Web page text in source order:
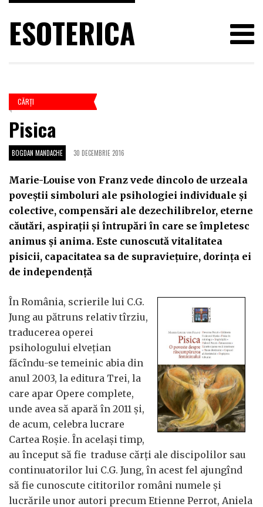
ESOTERICA
CĂRŢI
Pisica
BOGDAN MANDACHE 30 DECEMBRIE 2016
Marie-Louise von Franz vede dincolo de urzeala
poveștii simboluri ale psihologiei individuale și
colective, compensări ale dezechilibrelor, eterne
căutări, aspirații și întrupări în care se împletesc
animus și anima. Este cunoscută vitalitatea
pisicii, capacitatea sa de supraviețuire, dorința ei
de independență
În România, scrierile lui C.G.
Jung au pătruns relativ tîrziu,
traducerea operei
psihologului elvețian
făcîndu-se temeinic abia din
anul 2003, la editura Trei, la
care apar Opere complete,
unde avea să apară în 2011 și,
de acum, celebra lucrare
Cartea Roșie. În același timp,
au început să fie traduse cărți ale discipolilor sau
continuatorilor lui C.G. Jung, în acest fel ajungînd
să fie cunoscute cititorilor români numele și
lucrările unor autori precum Etienne Perrot, Aniela